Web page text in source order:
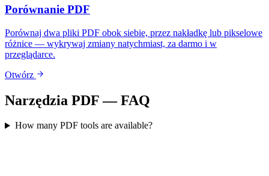
Porównanie PDF
Porównaj dwa pliki PDF obok siebie, przez nakładkę lub pikselowe
różnice — wykrywaj zmiany natychmiast, za darmo i w
przeglądarce.
Otwórz
Narzędzia PDF — FAQ
How many PDF tools are available?